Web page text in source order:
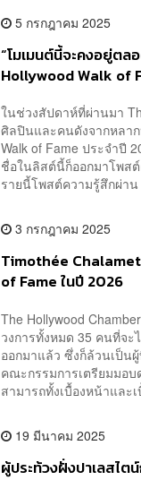
5 กรกฎาคม 2025
“โมเมนต์นี้จะคงอยู่ตล
Hollywood Walk of
ในช่วงสัปดาห์ที่ผ่านมา
ศิลปินและคนดังจากหลา
Walk of Fame ประจำปี
ชื่อในลิสต์นี้ก็ออกมาโพส
รายนี้โพสต์ความรู้สึกผ่าน
3 กรกฎาคม 2025
Timothée
of Fame ในปี 2026
The Hollywood
วงการทั้งหมด 35 คนที่จะ
ออกมาแล้ว ซึ่งก็ล้วนเป็
คณะกรรมการเตรียมมอบ
สามารถทั้งเบื้องหน้าและ
19 มีนาคม 2025
ผู้ประท้วงฝั่งปาเลสไ